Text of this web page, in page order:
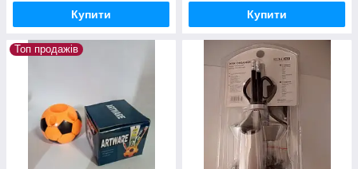
Купити Купити
Топ продажів